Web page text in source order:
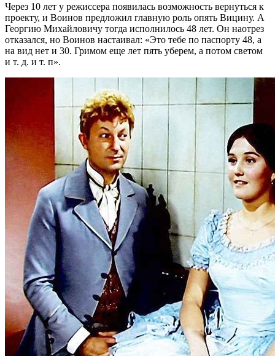
Через 10 лет у режиссера появилась возможность вернуться к
проекту, и Воинов предложил главную роль опять Вицину. А
Георгию Михайловичу тогда исполнилось 48 лет. Он наотрез
отказался, но Воинов настаивал: «Это тебе по паспорту 48, а
на вид нет и 30. Гримом еще лет пять уберем, а потом светом
и т. д. и т. п».